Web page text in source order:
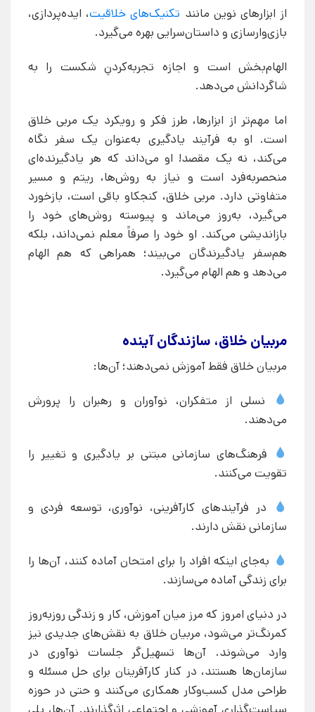
از ابزارهای نوین مانند تکنیک‌های خلاقیت، ایده‌پردازی،
بازی‌وارسازی و داستان‌سرایی بهره می‌گیرد.
الهام‌بخش است و اجازه تجربه‌کردنِ شکست را به
شاگردانش می‌دهد.
اما مهم‌تر از ابزارها، طرز فکر و رویکرد یک مربی خلاق
است. او به فرآیند یادگیری به‌عنوان یک سفر نگاه
می‌کند، نه یک مقصد! او می‌داند که هر یادگیرنده‌ای
منحصر‌به‌فرد است و نیاز به روش‌ها، ریتم و مسیر
متفاوتی دارد. مربی خلاق، کنجکاو باقی است، بازخورد
می‌گیرد، به‌روز می‌ماند و پیوسته روش‌های خود را
بازاندیشی می‌کند. او خود را صرفاً معلم نمی‌داند، بلکه
هم‌سفر یادگیرندگان می‌بیند؛ همراهی که هم الهام
می‌دهد و هم الهام می‌گیرد.
مربیان خلاق، سازندگان آینده
مربیان خلاق فقط آموزش نمی‌دهند؛ آن‌ها:
نسلی از متفکران، نوآوران و رهبران را پرورش
می‌دهند.
فرهنگ‌های سازمانی مبتنی بر یادگیری و تغییر را
تقویت می‌کنند.
در فرآیندهای کارآفرینی، نوآوری، توسعه فردی و
سازمانی نقش دارند.
به‌جای اینکه افراد را برای امتحان آماده کنند، آن‌ها را
برای زندگی آماده می‌سازند.
در دنیای امروز که مرز میان آموزش، کار و زندگی روزبه‌روز
کمرنگ‌تر می‌شود، مربیان خلاق به نقش‌های جدیدی نیز
وارد می‌شوند. آن‌ها تسهیل‌گر جلسات نوآوری در
سازمان‌ها هستند، در کنار کارآفرینان برای حل مسئله و
طراحی مدل کسب‌وکار همکاری می‌کنند و حتی در حوزه